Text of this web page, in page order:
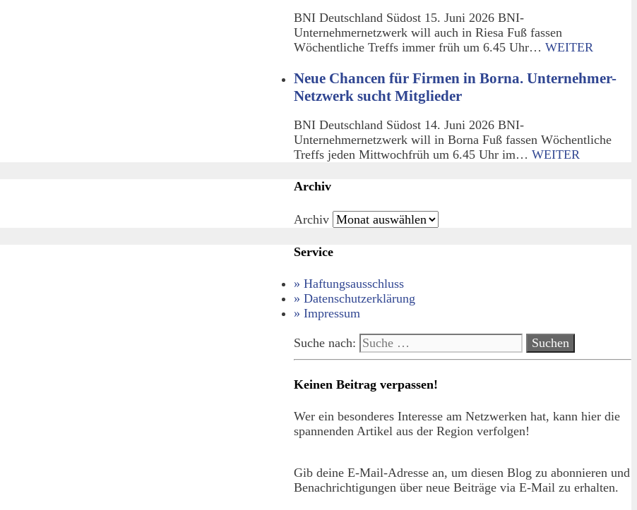
BNI Deutschland Südost 15. Juni 2026 BNI-
Unternehmernetzwerk will auch in Riesa Fuß fassen
Wöchentliche Treffs immer früh um 6.45 Uhr… WEITER
Neue Chancen für Firmen in Borna. Unternehmer-
Netzwerk sucht Mitglieder
BNI Deutschland Südost 14. Juni 2026 BNI-
Unternehmernetzwerk will in Borna Fuß fassen Wöchentliche
Treffs jeden Mittwochfrüh um 6.45 Uhr im… WEITER
Archiv
Archiv
Service
» Haftungsausschluss
» Datenschutzerklärung
» Impressum
Suche nach:
Keinen Beitrag verpassen!
Wer ein besonderes Interesse am Netzwerken hat, kann hier die
spannenden Artikel aus der Region verfolgen!
Gib deine E-Mail-Adresse an, um diesen Blog zu abonnieren und
Benachrichtigungen über neue Beiträge via E-Mail zu erhalten.